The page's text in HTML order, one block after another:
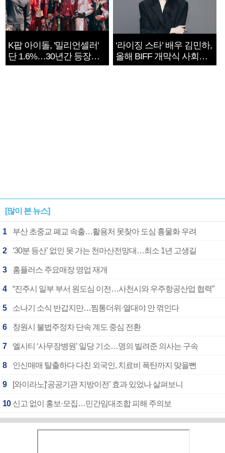
K팝 아이돌, '밀리언셀러'
단 1.6%…30년간 등장
1182개팀 전수조사
‘라이징 스타’ 배우 김민하,
올해 BIFF 개막식 사회자
확정
[많이 본 뉴스]
1 부산 초중교 폐교 속출…활용처 못찾아 도심 흉물화 우려
2 ‘30분 등산’ 없인 못 가는 천마산전망대…최소 1년 고생길
3 홈플러스 주요매장 영업 재개
4 “진주시 일부 부서 원도심 이전…사천시와 우주항공산업 협력”
5 소나기 소식 반갑지만…찜통더위·열대야 안 꺾인다
6 창원시 불법주정차 단속 계도 중심 전환
7 엘시티 ‘사무장병원’ 일당 기소…명의 빌려준 의사는 구속
8 인신매매 탈출하다 다친 외국인, 치료비 폭탄까지 맞을뻔
9 [와이라노]‘공공기관 지방이전’ 효과 있었나 살펴보니
10 신고 없이 홍보·모집…민간임대조합 피해 주의보